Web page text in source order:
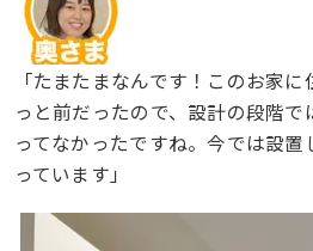
「たまたまなんです！このお家
っと前だったので、設計の段階
ってなかったですね。今では設
っています」